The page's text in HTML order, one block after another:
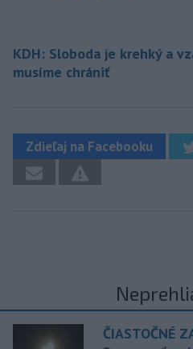
KDH: Sloboda je krehký a
musíme chrániť
Zdieľaj na Facebooku
ČIASTOČNÉ